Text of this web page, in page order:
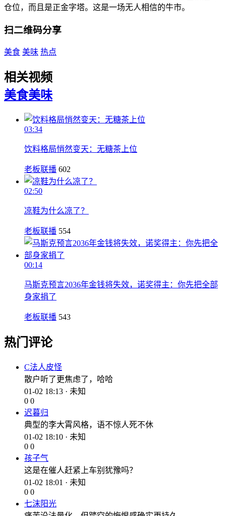
仓位，而且是正金字塔。这是一场无人相信的牛市。
扫二维码分享
美食 美味 热点
相关视频
美食美味
03:34
饮料格局悄然变天：无糖茶上位
老板联播 602
02:50
凉鞋为什么凉了？
老板联播 554
00:14
马斯克预言2036年金钱将失效，诺奖得主：你先把全部
身家捐了
老板联播 543
热门评论
C法人皮怪
散户听了更焦虑了，哈哈
01-02 18:13 · 未知
0 0
迟暮归
典型的李大霄风格，语不惊人死不休
01-02 18:10 · 未知
0 0
孩子气
这是在催人赶紧上车别犹豫吗？
01-02 18:01 · 未知
0 0
七沫阳光